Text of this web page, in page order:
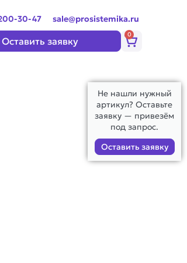
30-47 sale@prosistemika.ru
Оставить заявку
0
Корзина
Не нашли нужный
артикул? Оставьте
заявку — привезём
под запрос.
Оставить заявку